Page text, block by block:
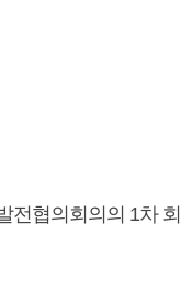
전협의회의의 1차 회